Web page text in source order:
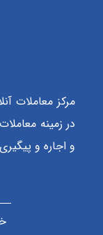
مرکز معاملات
در زمینه
و اجاره و